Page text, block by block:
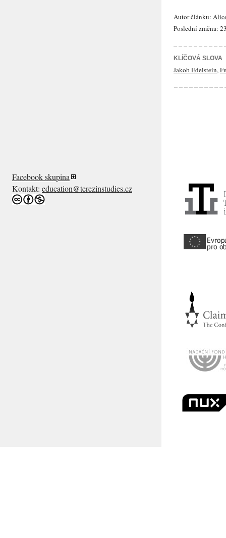
Autor článku:
Poslední změna:
KLÍČOVÁ SLOVA
Jakob Edelstein,
Facebook skupina
Kontakt: education@terezinstudies.cz